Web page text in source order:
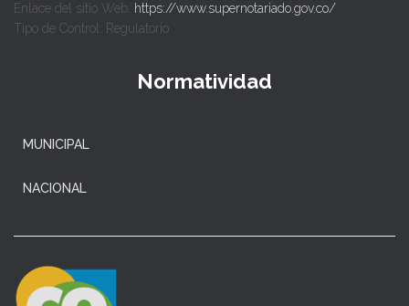
Enlace del sitio Web: https://www.supernotariado.gov.co/
Tipo de Control: Regulatorio
Normatividad
MUNICIPAL
NACIONAL